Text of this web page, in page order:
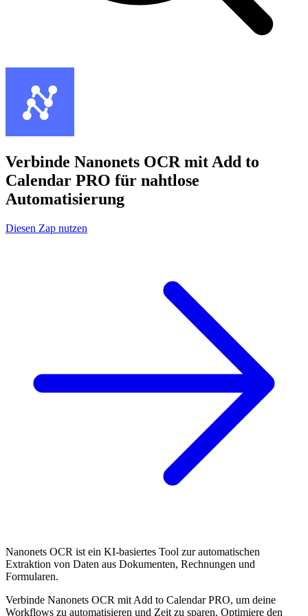
Verbinde Nanonets OCR mit Add to
Calendar PRO für nahtlose
Automatisierung
Diesen Zap nutzen
Nanonets OCR ist ein KI-basiertes Tool zur automatischen
Extraktion von Daten aus Dokumenten, Rechnungen und
Formularen.
Verbinde Nanonets OCR mit Add to Calendar PRO, um deine
Workflows zu automatisieren und Zeit zu sparen. Optimiere den